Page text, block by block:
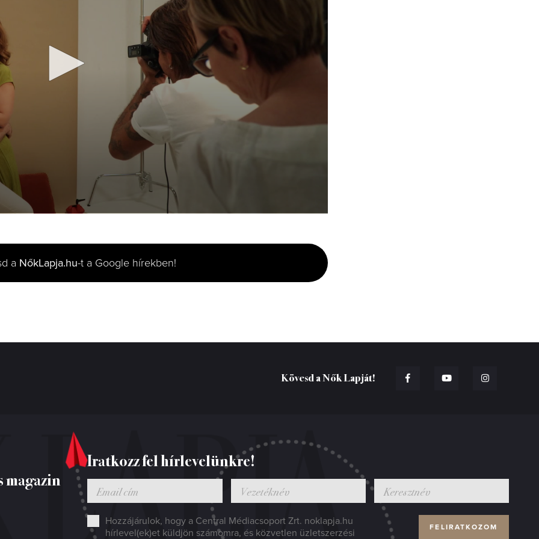
a NőkLapja.hu-t a Google hírekben!
Kövesd a Nők Lapját!
Iratkozz fel hírlevelünkre!
Hozzájárulok, hogy a Central Médiacsoport Zrt. noklapja.hu
hírlevel(ek)et küldjön számomra, és közvetlen üzletszerzési